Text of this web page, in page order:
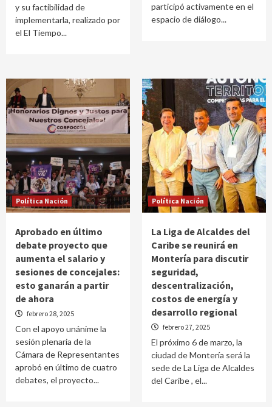
y su factibilidad de
implementarla, realizado por
el El Tiempo...
participó activamente en el
espacio de diálogo...
Política Nación
Aprobado en último
debate proyecto que
aumenta el salario y
sesiones de concejales:
esto ganarán a partir
de ahora
febrero 28, 2025
Con el apoyo unánime la
sesión plenaria de la
Cámara de Representantes
aprobó en último de cuatro
debates, el proyecto...
Política Nación
La Liga de Alcaldes del
Caribe se reunirá en
Montería para discutir
seguridad,
descentralización,
costos de energía y
desarrollo regional
febrero 27, 2025
El próximo 6 de marzo, la
ciudad de Montería será la
sede de La Liga de Alcaldes
del Caribe , el...